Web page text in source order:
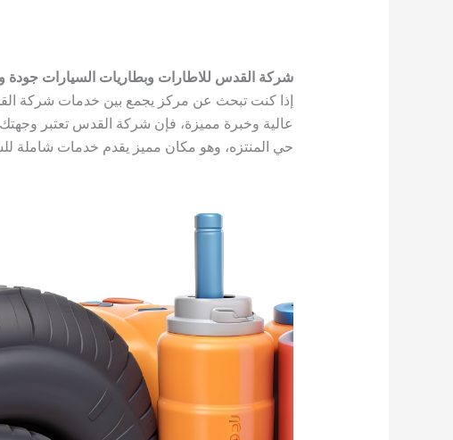
شركة القدس للاطارات وبطاريات السيارات
إذا كنت تبحث عن مركز يجمع بين خدمات شركة
عالية وخبرة مميزة، فإن شركة القدس تعتبر وجهتك
حي المنتزه، وهو مكان مميز يقدم خدمات شاملة